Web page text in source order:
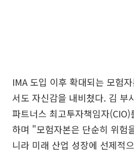
IMA 도입 이후 확대되는 모험
서도 자신감을 내비쳤다. 김 부
파트너스 최고투자책임자
하며 "모험자본은 단순히 위험
니라 미래 산업 성장에 선제적